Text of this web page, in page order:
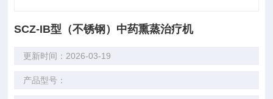
SCZ-IB型（不锈钢）中药熏蒸治疗机
更新时间：2026-03-19
产品型号：